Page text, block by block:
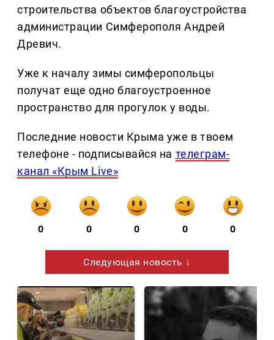
строительства объектов благоустройства
администрации Симферополя Андрей
Древич.
Уже к началу зимы симферопольцы
получат еще одно благоустроенное
пространство для прогулок у воды.
Последние новости Крыма уже в твоем
телефоне - подписывайся на телеграм-
канал «Крым Live»
0 0 0 0 0
Следующая новость ↓